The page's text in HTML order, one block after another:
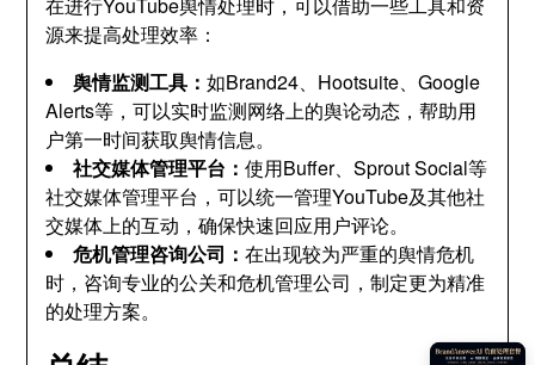
源来提高处理效率：
舆情监测工具：如Brand24、Hootsuite、Google
Alerts等，可以实时监测网络上的舆论动态，帮助用
户第一时间获取舆情信息。
社交媒体管理平台：使用Buffer、Sprout Social等
社交媒体管理平台，可以统一管理YouTube及其他社
交媒体上的互动，确保快速回应用户评论。
危机管理咨询公司：在出现较为严重的舆情危机
时，咨询专业的公关和危机管理公司，制定更为精准
的处理方案。